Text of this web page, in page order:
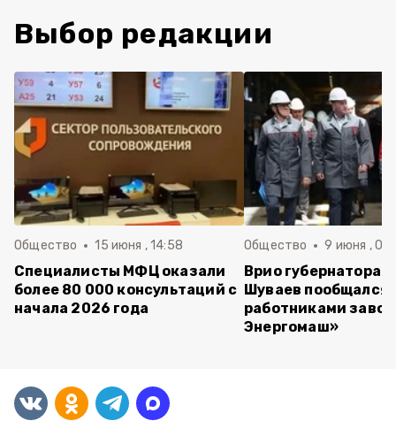
Выбор редакции
Общество 15 июня , 14:58
Специалисты МФЦ оказали
более 80 000 консультаций с
начала 2026 года
Общество 9 июня ,
Врио губернатора
Шуваев пообщался
работниками
Энергомаш»